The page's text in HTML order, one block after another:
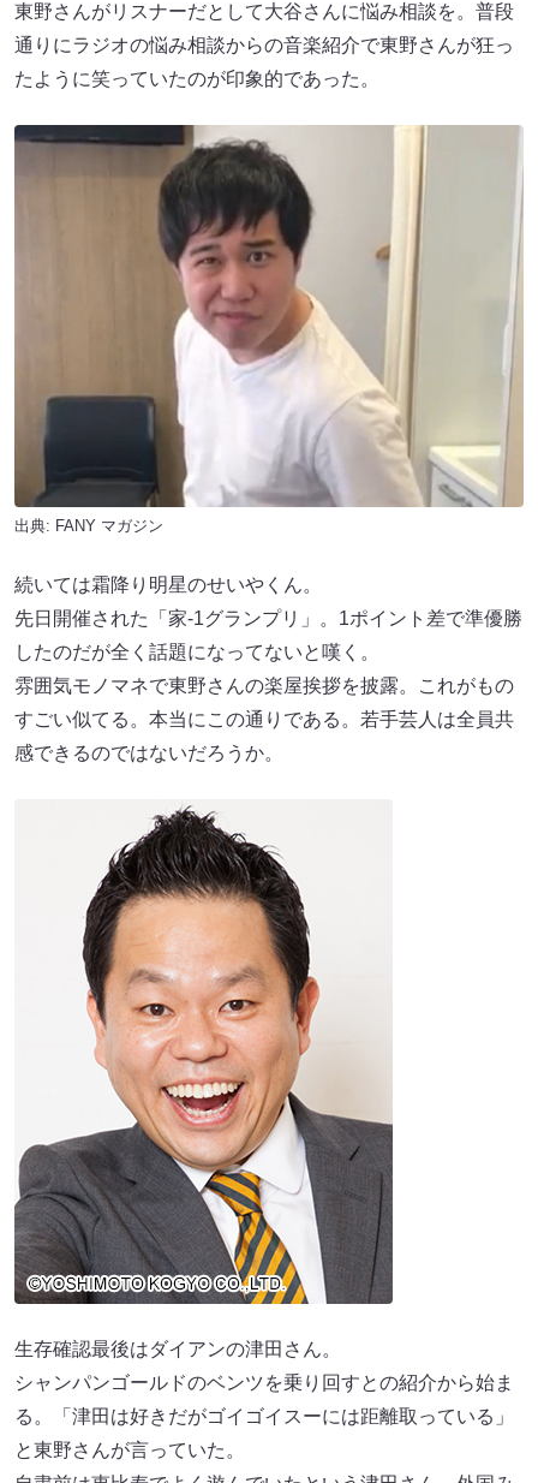
東野さんがリスナーだとして大谷さんに悩み相談を。普段
通りにラジオの悩み相談からの音楽紹介で東野さんが狂っ
たように笑っていたのが印象的であった。
出典: FANY マガジン
続いては霜降り明星のせいやくん。
先日開催された「家-1グランプリ」。1ポイント差で準優勝
したのだが全く話題になってないと嘆く。
雰囲気モノマネで東野さんの楽屋挨拶を披露。これがもの
すごい似てる。本当にこの通りである。若手芸人は全員共
感できるのではないだろうか。
生存確認最後はダイアンの津田さん。
シャンパンゴールドのベンツを乗り回すとの紹介から始ま
る。「津田は好きだがゴイゴイスーには距離取っている」
と東野さんが言っていた。